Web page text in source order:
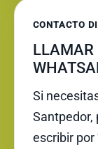
CONTACTO
LLAMAR
Si
Santpedor,
escribir por